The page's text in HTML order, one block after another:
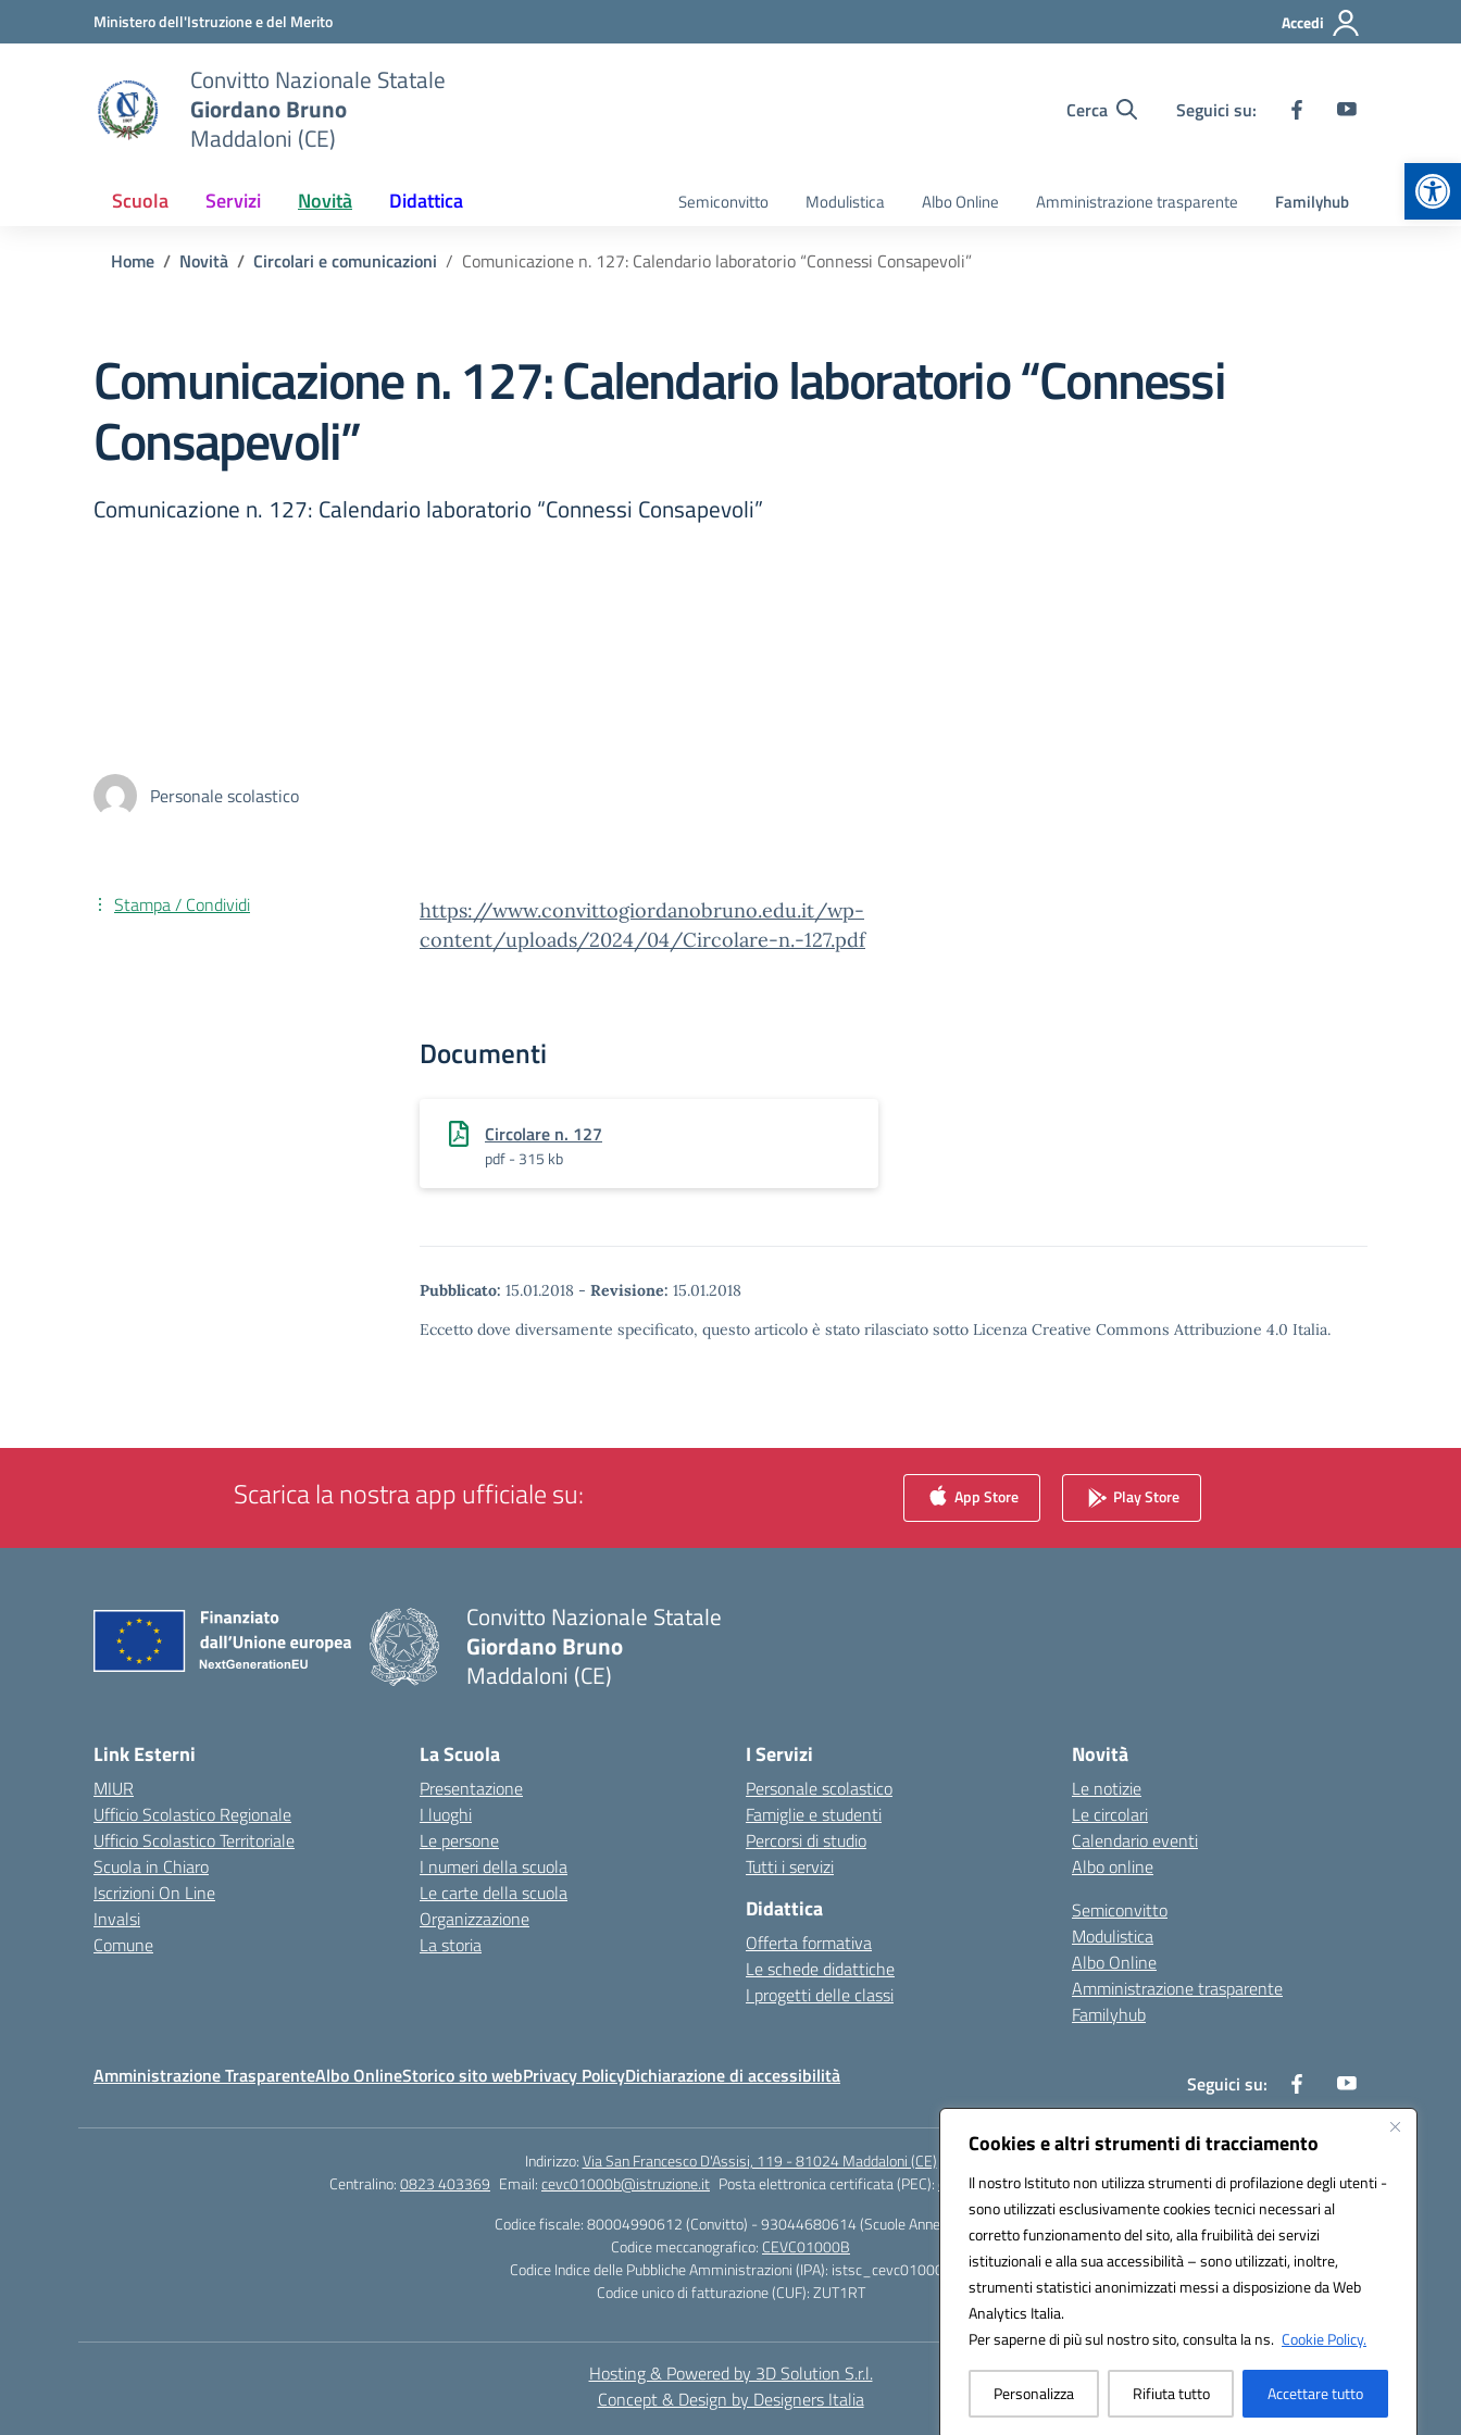
Cookies e altri strumenti di tracciamento
Il nostro Istituto non utilizza strumenti di profilazione degli utenti -
sono utilizzati esclusivamente cookies tecnici necessari al
corretto funzionamento del sito, alla fruibilità dei servizi
istituzionali e alla sua accessibilità – sono utilizzati, inoltre,
strumenti statistici anonimizzati messi a disposizione da Web
Analytics Italia.
Per saperne di più sul nostro sito, consulta la ns. Cookie Policy.
Personalizza Rifiuta tutto Accettare tutto
Vai ai contenuti
Vai al menu di navigazioneMinistero dell'Istruzione e del Merito Accedi
Convitto Nazionale Statale
Giordano Bruno
Maddaloni (CE)
Cerca Seguici su:
Scuola Servizi Novità Didattica Semiconvitto Modulistica Albo Online Amministrazione trasparente Familyhub
Home Novità Circolari e comunicazioni Comunicazione n. 127: Calendario laboratorio “Connessi Consapevoli”
Comunicazione n. 127: Calendario laboratorio “Connessi
Consapevoli”
Comunicazione n. 127: Calendario laboratorio “Connessi Consapevoli”
Personale scolastico
https://www.convittogiordanobruno.edu.it/wp-
content/uploads/2024/04/Circolare-n.-127.pdf
Documenti
Circolare n. 127
pdf - 315 kb
Pubblicato: 15.01.2018 - Revisione: 15.01.2018
Eccetto dove diversamente specificato, questo articolo è stato rilasciato sotto Licenza Creative Commons Attribuzione 4.0 Italia.
Stampa / Condividi
Scarica la nostra app ufficiale su: App Store Play Store
Convitto Nazionale Statale
Giordano Bruno
Maddaloni (CE)
Link Esterni
MIUR
Ufficio Scolastico Regionale
Ufficio Scolastico Territoriale
Scuola in Chiaro
Iscrizioni On Line
Invalsi
Comune
La Scuola
Presentazione
I luoghi
Le persone
I numeri della scuola
Le carte della scuola
Organizzazione
La storia
I Servizi
Personale scolastico
Famiglie e studenti
Percorsi di studio
Tutti i servizi
Didattica
Offerta formativa
Le schede didattiche
I progetti delle classi
Novità
Le notizie
Le circolari
Calendario eventi
Albo online
Semiconvitto
Modulistica
Albo Online
Amministrazione trasparente
Familyhub
Amministrazione TrasparenteAlbo OnlineStorico sito webPrivacy PolicyDichiarazione di accessibilità Seguici su:
Indirizzo:Via San Francesco D'Assisi, 119 - 81024 Maddaloni (CE)
Centralino:0823 403369 Email:cevc01000b@istruzione.it Posta elettronica certificata (PEC):cevc01000b@pec.istruzione.it
Codice fiscale: 80004990612 (Convitto) - 93044680614 (Scuole Annesse)
Codice meccanografico: CEVC01000B
Codice Indice delle Pubbliche Amministrazioni (IPA): istsc_cevc01000b
Codice unico di fatturazione (CUF): ZUT1RT
Hosting & Powered by 3D Solution S.r.l.
Concept & Design by Designers Italia